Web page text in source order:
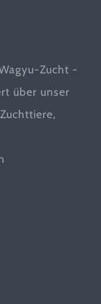
Zucht -
über unser